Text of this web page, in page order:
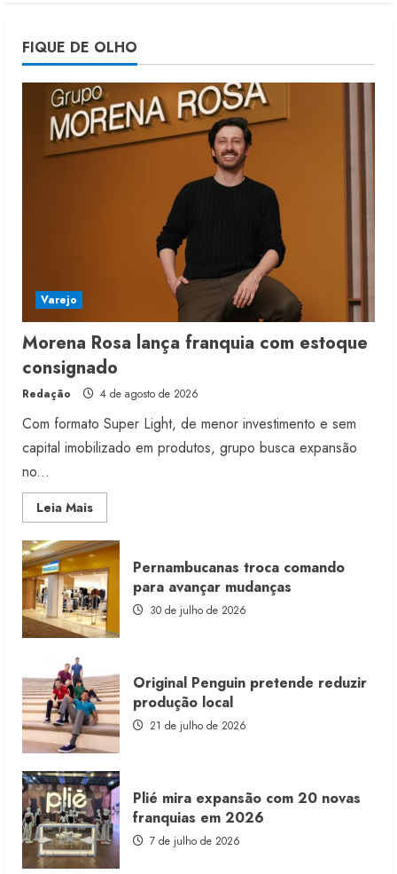
5
Morena Rosa lança franquia com
estoque consignado
4 de agosto de 2026
FIQUE DE OLHO
Varejo
Morena Rosa lança franquia com estoque
consignado
Redação 4 de agosto de 2026
Com formato Super Light, de menor investimento e sem
capital imobilizado em produtos, grupo busca expansão
no...
Leia MaisRead
more
Morena
Rosa
lança
franquia
com
estoque
consignado
Pernambucanas troca comando
para avançar mudanças
30 de julho de 2026
Original Penguin pretende reduzir
produção local
21 de julho de 2026
Plié mira expansão com 20 novas
franquias em 2026
7 de julho de 2026